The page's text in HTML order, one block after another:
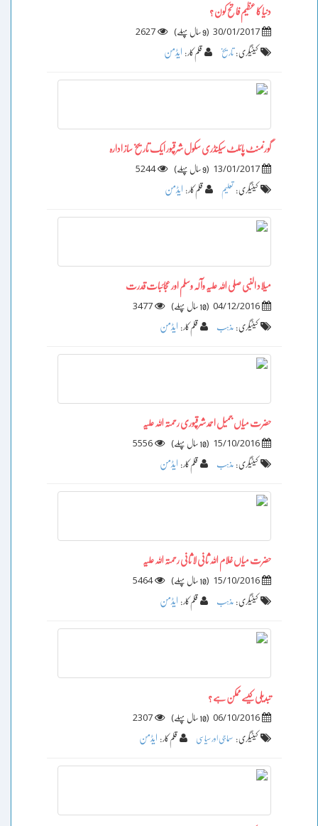
دنیا کا عظیم فاتح کون ؟
30/01/2017
(9 سال پہلے )
2627
کیٹیگری : تاریخ قلم کار : ایڈمن
گورنمنٹ پائلٹ سیکنڈری سکول شرقپور ایک تاریخ ساز ادارہ
13/01/2017
(9 سال پہلے )
5244
کیٹیگری : تعلیم قلم کار : ایڈمن
میلاد النبی صلی اللہ علیہ وآلہ وسلم اور عجائبات قدرت
04/12/2016
(10 سال پہلے )
3477
کیٹیگری : مذہب قلم کار : ایڈمن
حضرت میاں جمیل احمد شرقپوری رحمتہ اللہ علیہ
15/10/2016
(10 سال پہلے )
5556
کیٹیگری : مذہب قلم کار : ایڈمن
حضرت میاں غلام اللہ ثانی لا ثانی رحمتہ اللہ علیہ
15/10/2016
(10 سال پہلے )
5464
کیٹیگری : مذہب قلم کار : ایڈمن
تبدیلی کیسے ممکن ہے ؟
06/10/2016
(10 سال پہلے )
2307
کیٹیگری : سماجی اور سیاسی قلم کار : ایڈمن